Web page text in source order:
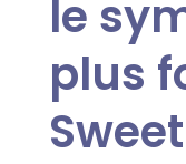
le
plus